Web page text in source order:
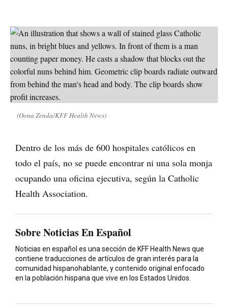
(Oona Zenda/KFF Health News)
Dentro de los más de 600 hospitales católicos en
todo el país, no se puede encontrar ni una sola monja
ocupando una oficina ejecutiva, según la Catholic
Health Association.
Sobre Noticias En Español
Noticias en español es una sección de KFF Health News que
contiene traducciones de artículos de gran interés para la
comunidad hispanohablante, y contenido original enfocado
en la población hispana que vive en los Estados Unidos.